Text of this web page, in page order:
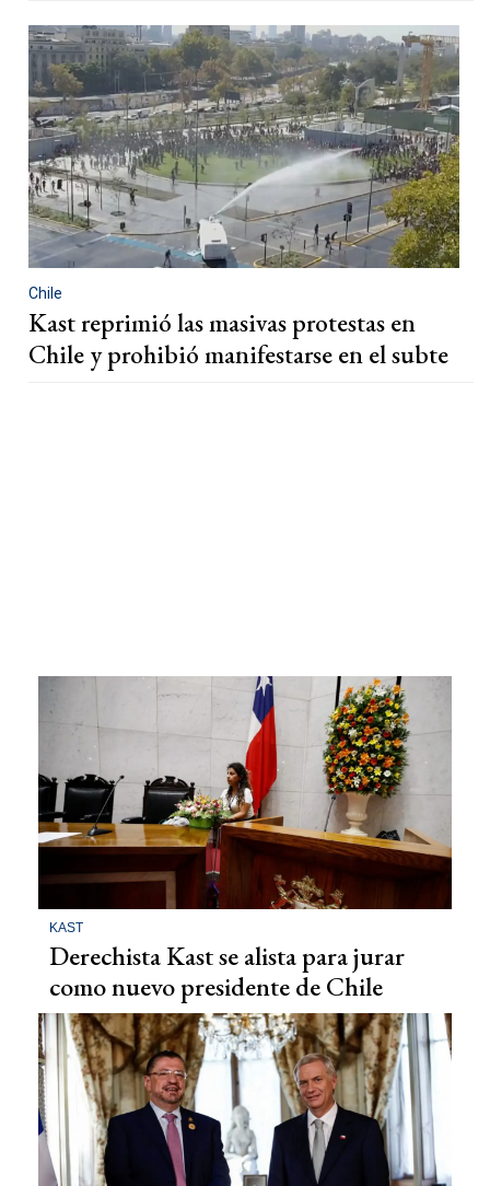
Chile
Kast reprimió las masivas protestas en
Chile y prohibió manifestarse en el subte
KAST
Derechista Kast se alista para jurar
como nuevo presidente de Chile